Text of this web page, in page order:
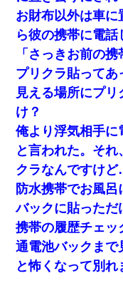
お財布以外は車
ら彼の携帯に電話
「さっきお前の
プリクラ貼ってあ
見える場所にプ
け？
俺より浮気相手に
と言われた。それ
クラなんですけど
防水携帯でお風
バックに貼っただ
携帯の履歴チェッ
通電池バックまで
と怖くなって別れ